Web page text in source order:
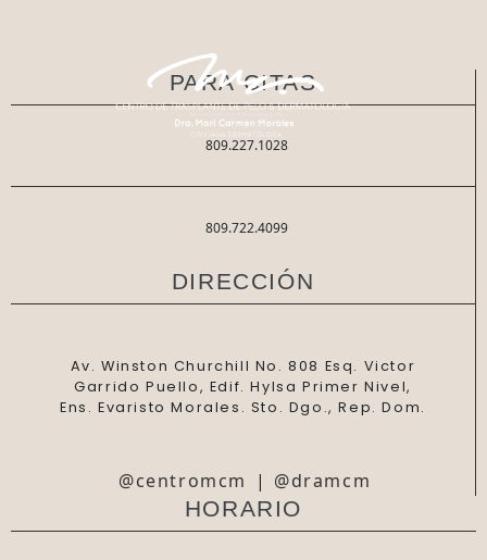
PARA CITAS
809.227.1028
809.722.4099
DIRECCIÓN
Av. Winston Churchill No. 808 Esq. Victor
Garrido Puello, Edif. Hylsa Primer Nivel,
Ens. Evaristo Morales. Sto. Dgo., Rep. Dom.
@centromcm | @dramcm
HORARIO